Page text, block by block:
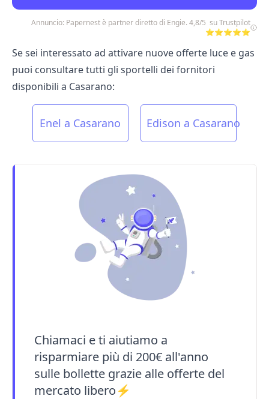
Annuncio: Papernest è partner diretto di Engie. 4,8/5 su Trustpilot
⭐⭐⭐⭐⭐
Se sei interessato ad attivare nuove offerte luce e gas
puoi consultare tutti gli sportelli dei fornitori
disponibili a Casarano:
Enel a Casarano Edison a Casarano
Chiamaci e ti aiutiamo a
risparmiare più di 200€ all'anno
sulle bollette grazie alle offerte del
mercato libero⚡